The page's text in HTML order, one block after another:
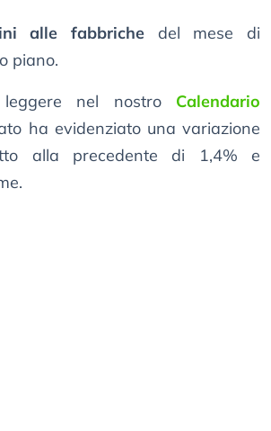
alle fabbriche del mese di
piano.
nel nostro Calendario
ha evidenziato una variazione
alla precedente di 1,4% e